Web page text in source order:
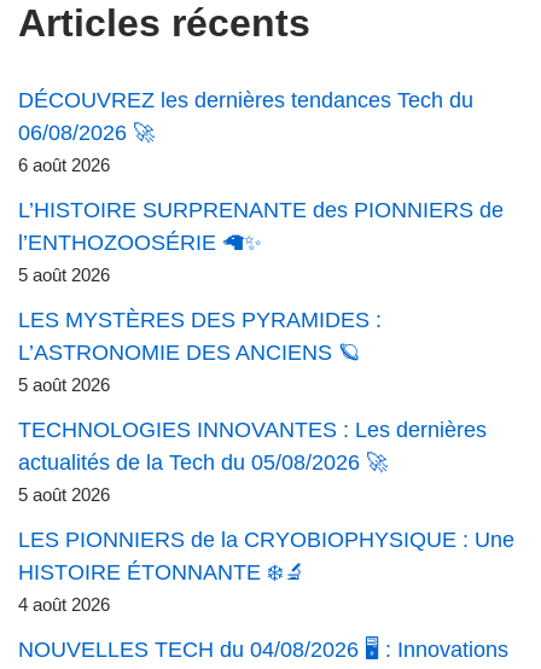
Articles récents
DÉCOUVREZ les dernières tendances Tech du
06/08/2026 🚀
6 août 2026
L’HISTOIRE SURPRENANTE des PIONNIERS de
l’ENTHOZOOSÉRIE 🦙✨
5 août 2026
LES MYSTÈRES DES PYRAMIDES :
L’ASTRONOMIE DES ANCIENS 🪐
5 août 2026
TECHNOLOGIES INNOVANTES : Les dernières
actualités de la Tech du 05/08/2026 🚀
5 août 2026
LES PIONNIERS de la CRYOBIOPHYSIQUE : Une
HISTOIRE ÉTONNANTE ❄️🔬
4 août 2026
NOUVELLES TECH du 04/08/2026 🖥️ : Innovations